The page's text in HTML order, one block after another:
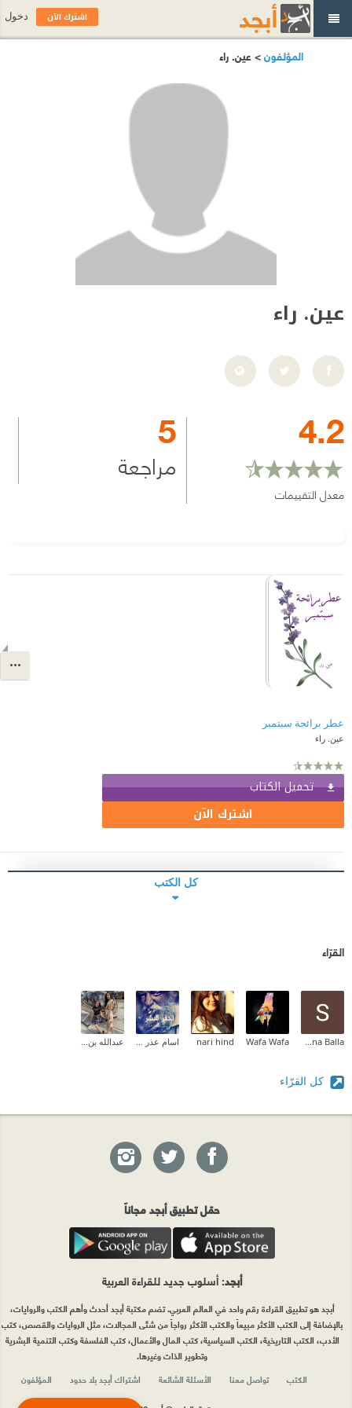
المؤلفون> عين. راء
عين. راء
4.2
معدل التقييمات
5
مراجعة
عطر برائحة سبتمبر
عين. راء
تحميل الكتاب
اشترك الآن
كل الكتب
القرّاء
Wafa Wafa
nari hind
كل القرّاء
اشترك الآن دخول
حمّل تطبيق أبجد مجاناً
أبجد: أسلوب جديد للقراءة العربية
أبجد هو تطبيق القراءة رقم واحد في العالم العربي. تضم مكتبة أبجد أحدث وأهم الكتب والروايات،
بالإضافة إلى الكتب الأكثر مبيعاً والكتب الأكثر رواجاً من شتّى المجالات، مثل الروايات والقصص، كتب
الأدب، الكتب التاريخية، الكتب السياسية، كتب المال والأعمال، كتب الفلسفة وكتب التنمية البشرية
وتطوير الذات وغيرها.
الكتب
تواصل معنا الأسئلة الشائعة اشتراك أبجد بلا حدود
المؤلفون